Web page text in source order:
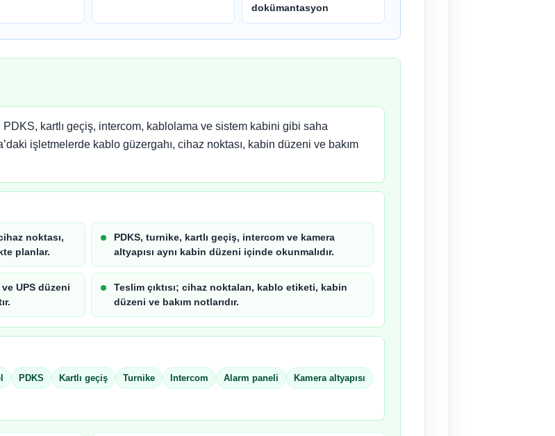
dokümantasyon
PDKS, kartlı geçiş, intercom, kablolama ve sistem kabini gibi saha
işletmelerde kablo güzergahı, cihaz noktası, kabin düzeni ve bakım
noktası,
planlar.
PDKS, turnike, kartlı geçiş, intercom ve kamera
altyapısı aynı kabin düzeni içinde okunmalıdır.
UPS düzeni
Teslim çıktısı; cihaz noktaları, kablo etiketi, kabin
düzeni ve bakım notlarıdır.
PDKS Kartlı geçiş Turnike Intercom Alarm paneli Kamera altyapısı